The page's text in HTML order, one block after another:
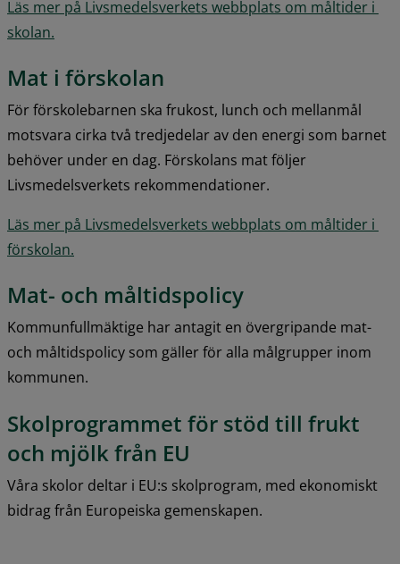
Läs mer på Livsmedelsverkets webbplats om måltider i
skolan.
Mat i förskolan
För förskolebarnen ska frukost, lunch och mellanmål
motsvara cirka två tredjedelar av den energi som barnet
behöver under en dag. Förskolans mat följer
Livsmedelsverkets rekommendationer.
Läs mer på Livsmedelsverkets webbplats om måltider i
förskolan.
Mat- och måltidspolicy
Kommunfullmäktige har antagit en övergripande mat-
och måltidspolicy som gäller för alla målgrupper inom
kommunen.
Skolprogrammet för stöd till frukt
och mjölk från EU
Våra skolor deltar i EU:s skolprogram, med ekonomiskt
bidrag från Europeiska gemenskapen.